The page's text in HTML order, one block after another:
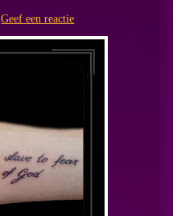
Geef een reactie